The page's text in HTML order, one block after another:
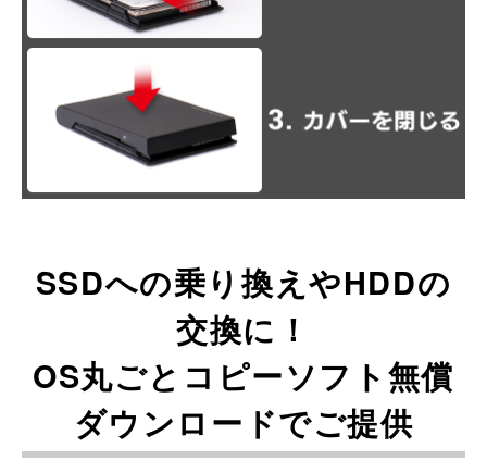
SSDへの乗り換えやHDDの
交換に！
OS丸ごとコピーソフト無償
ダウンロードでご提供